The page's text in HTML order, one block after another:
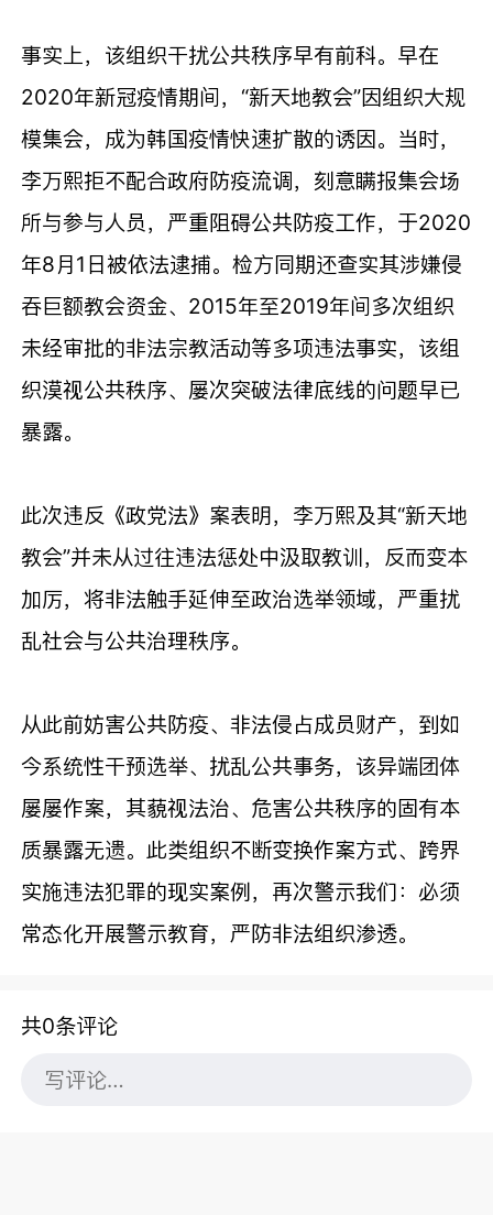
事实上，该组织干扰公共秩序早有前科。早在
2020年新冠疫情期间，“新天地教会”因组织大规
模集会，成为韩国疫情快速扩散的诱因。当时，
李万熙拒不配合政府防疫流调，刻意瞒报集会场
所与参与人员，严重阻碍公共防疫工作，于2020
年8月1日被依法逮捕。检方同期还查实其涉嫌侵
吞巨额教会资金、2015年至2019年间多次组织
未经审批的非法宗教活动等多项违法事实，该组
织漠视公共秩序、屡次突破法律底线的问题早已
暴露。
此次违反《政党法》案表明，李万熙及其“新天地
教会”并未从过往违法惩处中汲取教训，反而变本
加厉，将非法触手延伸至政治选举领域，严重扰
乱社会与公共治理秩序。
从此前妨害公共防疫、非法侵占成员财产，到如
今系统性干预选举、扰乱公共事务，该异端团体
屡屡作案，其藐视法治、危害公共秩序的固有本
质暴露无遗。此类组织不断变换作案方式、跨界
实施违法犯罪的现实案例，再次警示我们：必须
常态化开展警示教育，严防非法组织渗透。
共0条评论